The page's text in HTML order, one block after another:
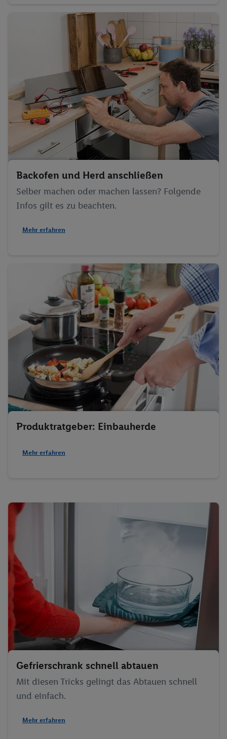
Backofen und Herd anschließen
Selber machen oder machen lassen? Folgende
Infos gilt es zu beachten.
Mehr erfahren
Produktratgeber: Einbauherde
Mehr erfahren
Gefrierschrank schnell abtauen
Mit diesen Tricks gelingt das Abtauen schnell
und einfach.
Mehr erfahren